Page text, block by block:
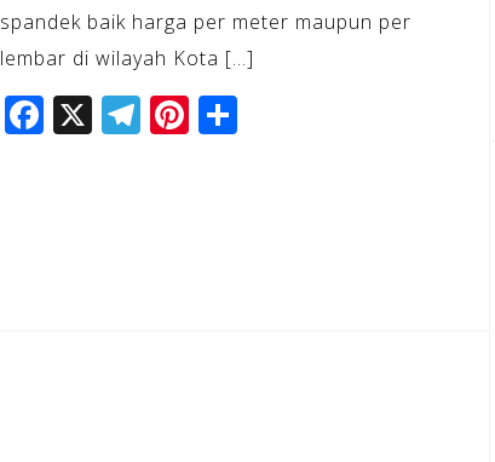
spandek baik harga per meter maupun per
lembar di wilayah Kota […]
F X T Pi S